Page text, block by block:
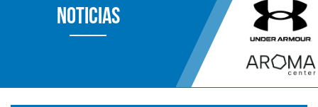
Noticias